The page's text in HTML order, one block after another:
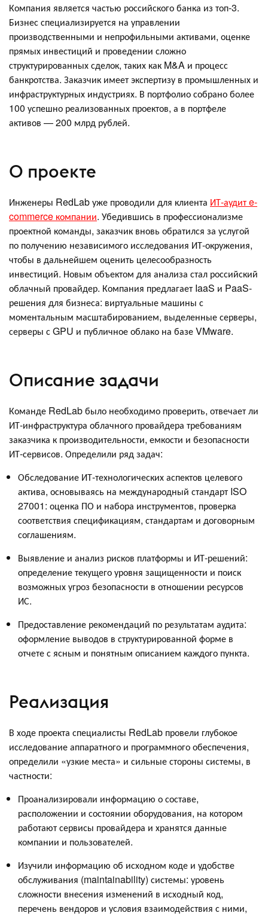
Компания является частью российского банка из топ-3.
Бизнес специализируется на управлении
производственными и непрофильными активами, оценке
прямых инвестиций и проведении сложно
структурированных сделок, таких как M&A и процесс
банкротства. Заказчик имеет экспертизу в промышленных и
инфраструктурных индустриях. В портфолио собрано более
100 успешно реализованных проектов, а в портфеле
активов — 200 млрд рублей.
О проекте
Инженеры RedLab уже проводили для клиента ИТ-аудит e-
commerce компании. Убедившись в профессионализме
проектной команды, заказчик вновь обратился за услугой
по получению независимого исследования ИТ-окружения,
чтобы в дальнейшем оценить целесообразность
инвестиций. Новым объектом для анализа стал российский
облачный провайдер. Компания предлагает IaaS и PaaS-
решения для бизнеса: виртуальные машины с
моментальным масштабированием, выделенные серверы,
серверы с GPU и публичное облако на базе VMware.
Описание задачи
Команде RedLab было необходимо проверить, отвечает ли
ИТ-инфраструктура облачного провайдера требованиям
заказчика к производительности, емкости и безопасности
ИТ-сервисов. Определили ряд задач:
Обследование ИТ-технологических аспектов целевого
актива, основываясь на международный стандарт ISO
27001: оценка ПО и набора инструментов, проверка
соответствия спецификациям, стандартам и договорным
соглашениям.
Выявление и анализ рисков платформы и ИТ-решений:
определение текущего уровня защищенности и поиск
возможных угроз безопасности в отношении ресурсов
ИС.
Предоставление рекомендаций по результатам аудита:
оформление выводов в структурированной форме в
отчете с ясным и понятным описанием каждого пункта.
Реализация
В ходе проекта специалисты RedLab провели глубокое
исследование аппаратного и программного обеспечения,
определили «узкие места» и сильные стороны системы, в
частности:
Проанализировали информацию о составе,
расположении и состоянии оборудования, на котором
работают сервисы провайдера и хранятся данные
компании и пользователей.
Изучили информацию об исходном коде и удобстве
обслуживания (maintainability) системы: уровень
сложности внесения изменений в исходный код,
перечень вендоров и условия взаимодействия с ними,